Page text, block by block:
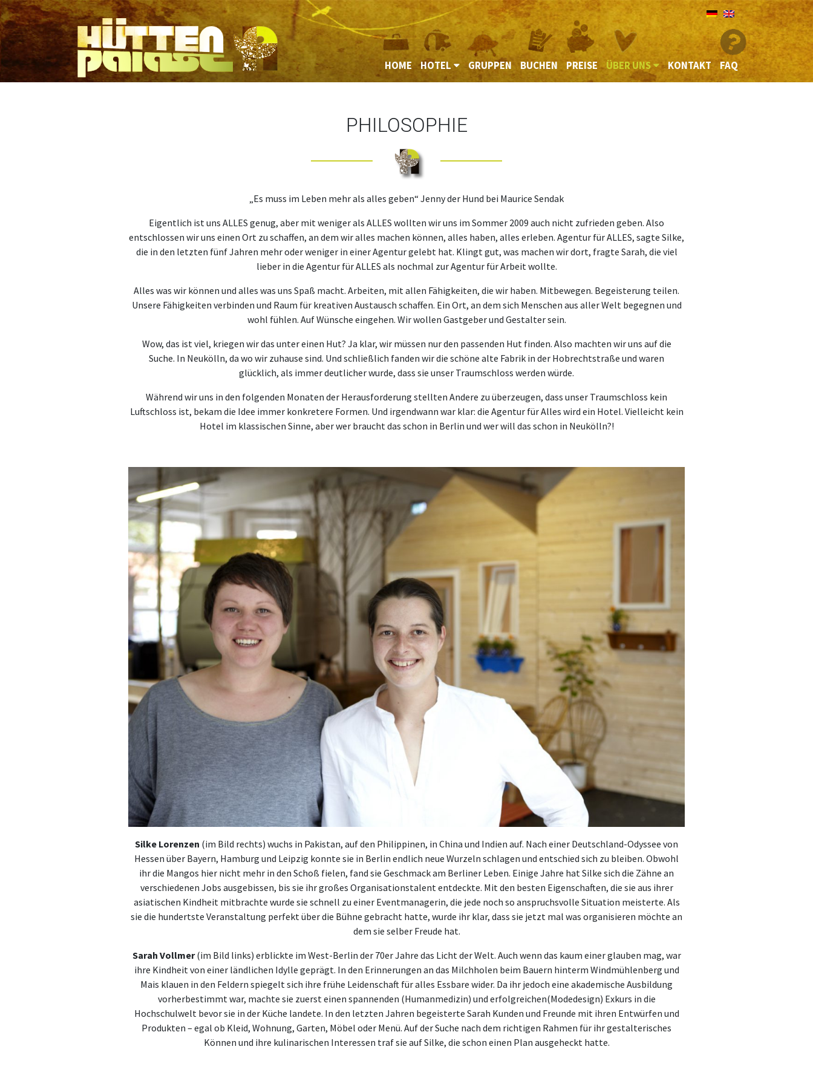
HOME HOTEL GRUPPEN BUCHEN PREISE ÜBER UNS KONTAKT FAQ
PHILOSOPHIE
„Es muss im Leben mehr als alles geben“ Jenny der Hund bei Maurice Sendak
Eigentlich ist uns ALLES genug, aber mit weniger als ALLES wollten wir uns im Sommer 2009 auch nicht zufrieden geben. Also
entschlossen wir uns einen Ort zu schaffen, an dem wir alles machen können, alles haben, alles erleben. Agentur für ALLES, sagte Silke,
die in den letzten fünf Jahren mehr oder weniger in einer Agentur gelebt hat. Klingt gut, was machen wir dort, fragte Sarah, die viel
lieber in die Agentur für ALLES als nochmal zur Agentur für Arbeit wollte.
Alles was wir können und alles was uns Spaß macht. Arbeiten, mit allen Fähigkeiten, die wir haben. Mitbewegen. Begeisterung teilen.
Unsere Fähigkeiten verbinden und Raum für kreativen Austausch schaffen. Ein Ort, an dem sich Menschen aus aller Welt begegnen und
wohl fühlen. Auf Wünsche eingehen. Wir wollen Gastgeber und Gestalter sein.
Wow, das ist viel, kriegen wir das unter einen Hut? Ja klar, wir müssen nur den passenden Hut finden. Also machten wir uns auf die
Suche. In Neukölln, da wo wir zuhause sind. Und schließlich fanden wir die schöne alte Fabrik in der Hobrechtstraße und waren
glücklich, als immer deutlicher wurde, dass sie unser Traumschloss werden würde.
Während wir uns in den folgenden Monaten der Herausforderung stellten Andere zu überzeugen, dass unser Traumschloss kein
Luftschloss ist, bekam die Idee immer konkretere Formen. Und irgendwann war klar: die Agentur für Alles wird ein Hotel. Vielleicht kein
Hotel im klassischen Sinne, aber wer braucht das schon in Berlin und wer will das schon in Neukölln?!
Silke Lorenzen (im Bild rechts) wuchs in Pakistan, auf den Philippinen, in China und Indien auf. Nach einer Deutschland-Odyssee von
Hessen über Bayern, Hamburg und Leipzig konnte sie in Berlin endlich neue Wurzeln schlagen und entschied sich zu bleiben. Obwohl
ihr die Mangos hier nicht mehr in den Schoß fielen, fand sie Geschmack am Berliner Leben. Einige Jahre hat Silke sich die Zähne an
verschiedenen Jobs ausgebissen, bis sie ihr großes Organisationstalent entdeckte. Mit den besten Eigenschaften, die sie aus ihrer
asiatischen Kindheit mitbrachte wurde sie schnell zu einer Eventmanagerin, die jede noch so anspruchsvolle Situation meisterte. Als
sie die hundertste Veranstaltung perfekt über die Bühne gebracht hatte, wurde ihr klar, dass sie jetzt mal was organisieren möchte an
dem sie selber Freude hat.
Sarah Vollmer(im Bild links) erblickte im West-Berlin der 70er Jahre das Licht der Welt. Auch wenn das kaum einer glauben mag, war
ihre Kindheit von einer ländlichen Idylle geprägt. In den Erinnerungen an das Milchholen beim Bauern hinterm Windmühlenberg und
Mais klauen in den Feldern spiegelt sich ihre frühe Leidenschaft für alles Essbare wider. Da ihr jedoch eine akademische Ausbildung
vorherbestimmt war, machte sie zuerst einen spannenden (Humanmedizin) und erfolgreichen(Modedesign) Exkurs in die
Hochschulwelt bevor sie in der Küche landete. In den letzten Jahren begeisterte Sarah Kunden und Freunde mit ihren Entwürfen und
Produkten – egal ob Kleid, Wohnung, Garten, Möbel oder Menü. Auf der Suche nach dem richtigen Rahmen für ihr gestalterisches
Können und ihre kulinarischen Interessen traf sie auf Silke, die schon einen Plan ausgeheckt hatte.